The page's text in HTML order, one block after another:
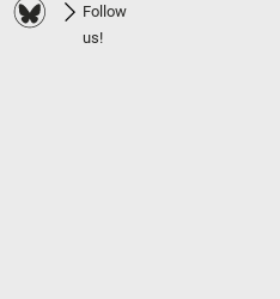
Follow
us!